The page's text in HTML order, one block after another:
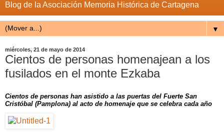
Blog de la Asociación Memoria Histórica de Cartagena
▼
miércoles, 21 de mayo de 2014
Cientos de personas homenajean a los
fusilados en el monte Ezkaba
Cientos de personas han asistido a las puertas del Fuerte San
Cristóbal (Pamplona) al acto de homenaje que se celebra cada año